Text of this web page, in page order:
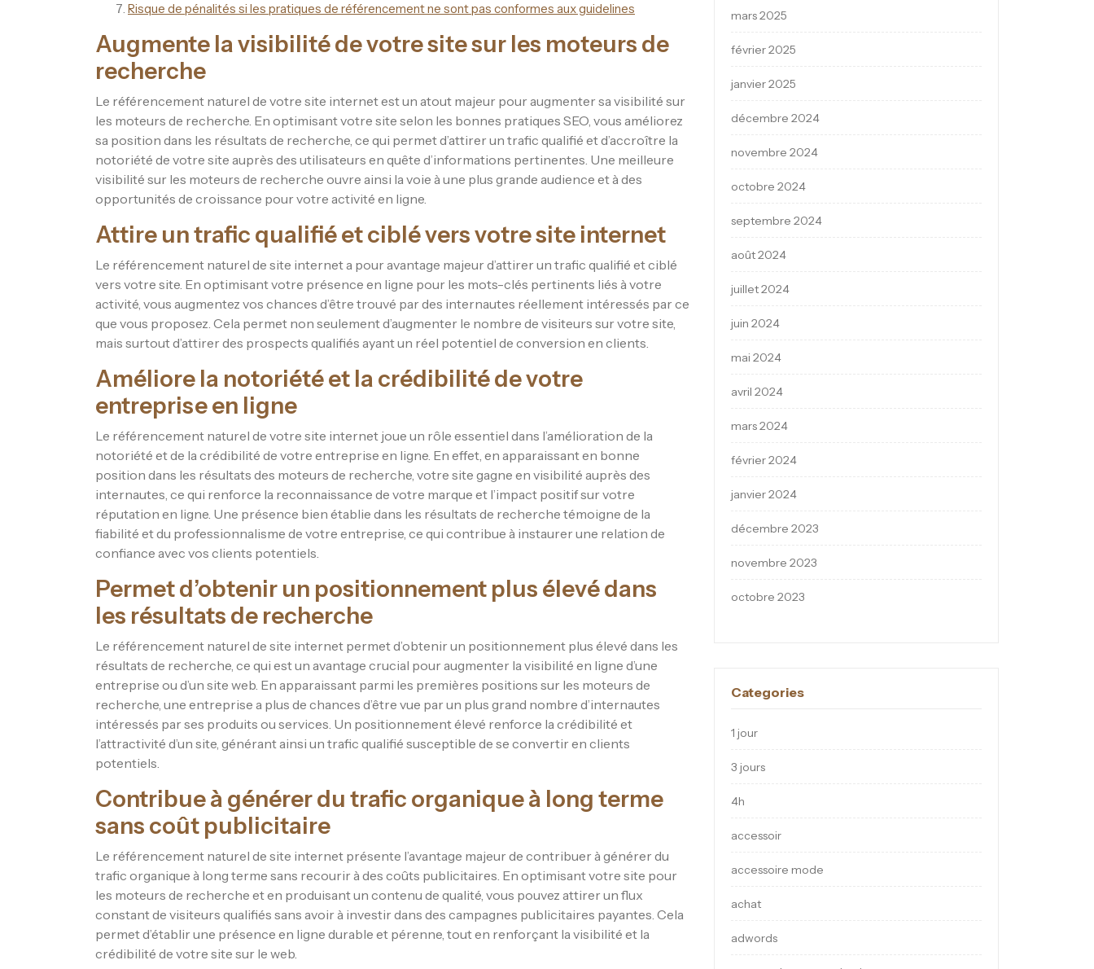
Risque de pénalités si les pratiques de référencement ne sont pas conformes aux guidelines
Augmente la visibilité de votre site sur les moteurs de
recherche
Le référencement naturel de votre site internet est un atout majeur pour augmenter sa visibilité sur
les moteurs de recherche. En optimisant votre site selon les bonnes pratiques SEO, vous améliorez
sa position dans les résultats de recherche, ce qui permet d’attirer un trafic qualifié et d’accroître la
notoriété de votre site auprès des utilisateurs en quête d’informations pertinentes. Une meilleure
visibilité sur les moteurs de recherche ouvre ainsi la voie à une plus grande audience et à des
opportunités de croissance pour votre activité en ligne.
Attire un trafic qualifié et ciblé vers votre site internet
Le référencement naturel de site internet a pour avantage majeur d’attirer un trafic qualifié et ciblé
vers votre site. En optimisant votre présence en ligne pour les mots-clés pertinents liés à votre
activité, vous augmentez vos chances d’être trouvé par des internautes réellement intéressés par ce
que vous proposez. Cela permet non seulement d’augmenter le nombre de visiteurs sur votre site,
mais surtout d’attirer des prospects qualifiés ayant un réel potentiel de conversion en clients.
Améliore la notoriété et la crédibilité de votre
entreprise en ligne
Le référencement naturel de votre site internet joue un rôle essentiel dans l’amélioration de la
notoriété et de la crédibilité de votre entreprise en ligne. En effet, en apparaissant en bonne
position dans les résultats des moteurs de recherche, votre site gagne en visibilité auprès des
internautes, ce qui renforce la reconnaissance de votre marque et l’impact positif sur votre
réputation en ligne. Une présence bien établie dans les résultats de recherche témoigne de la
fiabilité et du professionnalisme de votre entreprise, ce qui contribue à instaurer une relation de
confiance avec vos clients potentiels.
Permet d’obtenir un positionnement plus élevé dans
les résultats de recherche
Le référencement naturel de site internet permet d’obtenir un positionnement plus élevé dans les
résultats de recherche, ce qui est un avantage crucial pour augmenter la visibilité en ligne d’une
entreprise ou d’un site web. En apparaissant parmi les premières positions sur les moteurs de
recherche, une entreprise a plus de chances d’être vue par un plus grand nombre d’internautes
intéressés par ses produits ou services. Un positionnement élevé renforce la crédibilité et
l’attractivité d’un site, générant ainsi un trafic qualifié susceptible de se convertir en clients
potentiels.
Contribue à générer du trafic organique à long terme
sans coût publicitaire
Le référencement naturel de site internet présente l’avantage majeur de contribuer à générer du
trafic organique à long terme sans recourir à des coûts publicitaires. En optimisant votre site pour
les moteurs de recherche et en produisant un contenu de qualité, vous pouvez attirer un flux
constant de visiteurs qualifiés sans avoir à investir dans des campagnes publicitaires payantes. Cela
permet d’établir une présence en ligne durable et pérenne, tout en renforçant la visibilité et la
crédibilité de votre site sur le web.
mars 2025
février 2025
janvier 2025
décembre 2024
novembre 2024
octobre 2024
septembre 2024
août 2024
juillet 2024
juin 2024
mai 2024
avril 2024
mars 2024
février 2024
janvier 2024
décembre 2023
novembre 2023
octobre 2023
Categories
1 jour
3 jours
4h
accessoir
accessoire mode
achat
adwords